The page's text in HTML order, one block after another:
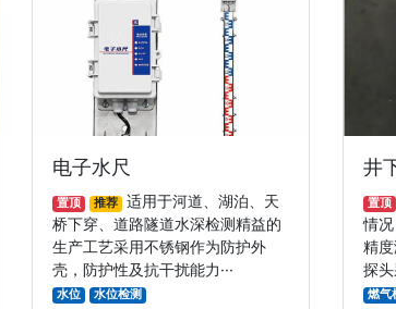
电子水尺
置顶 推荐
适用于河道、湖泊、天
桥下穿、道路隧道水深检测精益的
生产工艺采用不锈钢作为防护外
壳，防护性及抗干扰能力···
水位 水位检测
井
置顶
情
精
探头
燃气